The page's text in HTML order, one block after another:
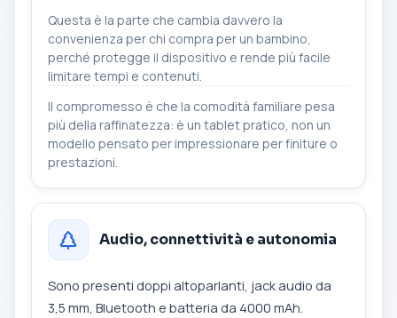
Questa è la parte che cambia davvero la
convenienza per chi compra per un bambino,
perché protegge il dispositivo e rende più facile
limitare tempi e contenuti.
Il compromesso è che la comodità familiare pesa
più della raffinatezza: è un tablet pratico, non un
modello pensato per impressionare per finiture o
prestazioni.
Audio, connettività e autonomia
Sono presenti doppi altoparlanti, jack audio da
3,5 mm, Bluetooth e batteria da 4000 mAh.